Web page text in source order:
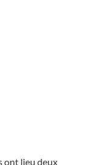
ont lieu deux